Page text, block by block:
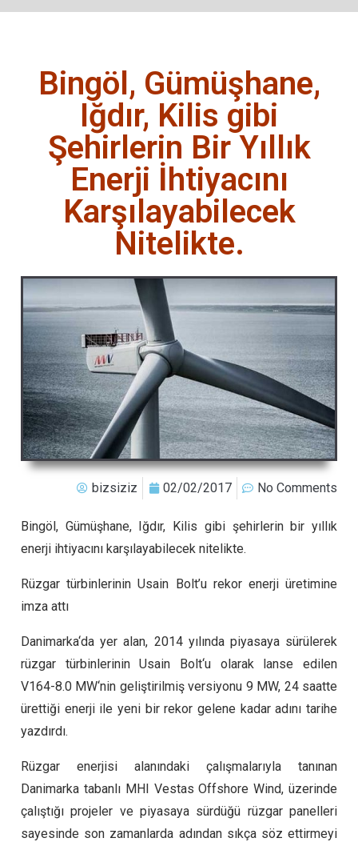
Bingöl, Gümüşhane,
Iğdır, Kilis gibi
Şehirlerin Bir Yıllık
Enerji İhtiyacını
Karşılayabilecek
Nitelikte.
bizsiziz 02/02/2017 No Comments
Bingöl, Gümüşhane, Iğdır, Kilis gibi şehirlerin bir yıllık
enerji ihtiyacını karşılayabilecek nitelikte.
Rüzgar türbinlerinin Usain Bolt’u rekor enerji üretimine
imza attı
Danimarka‘da yer alan, 2014 yılında piyasaya sürülerek
rüzgar türbinlerinin Usain Bolt‘u olarak lanse edilen
V164-8.0 MW‘nin geliştirilmiş versiyonu 9 MW, 24 saatte
ürettiği enerji ile yeni bir rekor gelene kadar adını tarihe
yazdırdı.
Rüzgar enerjisi alanındaki çalışmalarıyla tanınan
Danimarka tabanlı MHI Vestas Offshore Wind, üzerinde
çalıştığı projeler ve piyasaya sürdüğü rüzgar panelleri
sayesinde son zamanlarda adından sıkça söz ettirmeyi